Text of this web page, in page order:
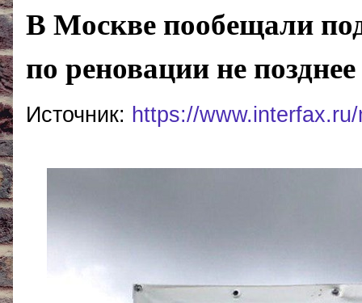
В Москве пообещали
по реновации не
Источник: https://